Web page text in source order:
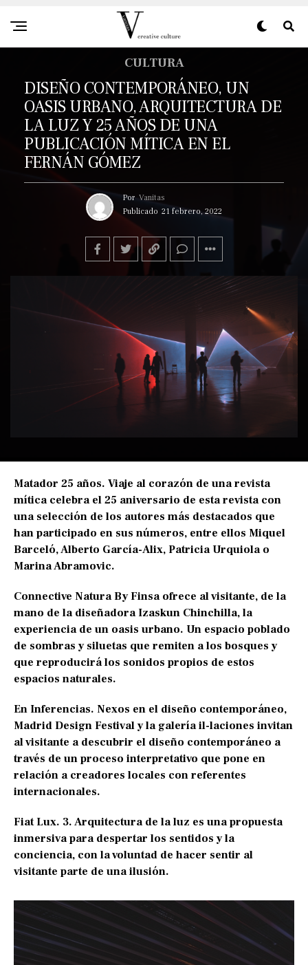
CULTURA
DISEÑO CONTEMPORÁNEO, UN
OASIS URBANO, ARQUITECTURA DE
LA LUZ Y 25 AÑOS DE UNA
PUBLICACIÓN MÍTICA EN EL
FERNÁN GÓMEZ
Por Vanitas
Publicado 21 febrero, 2022
Matador 25 años. Viaje al corazón de una revista
mítica celebra el 25 aniversario de esta revista con
una selección de los autores más destacados que
han participado en sus números, entre ellos Miquel
Barceló, Alberto García-Alix, Patricia Urquiola o
Marina Abramovic.
Connective Natura By Finsa ofrece al visitante, de la
mano de la diseñadora Izaskun Chinchilla, la
experiencia de un oasis urbano. Un espacio poblado
de sombras y siluetas que remiten a los bosques y
que reproducirá los sonidos propios de estos
espacios naturales.
En Inferencias. Nexos en el diseño contemporáneo,
Madrid Design Festival y la galería il-laciones invitan
al visitante a descubrir el diseño contemporáneo a
través de un proceso interpretativo que pone en
relación a creadores locales con referentes
internacionales.
Fiat Lux. 3. Arquitectura de la luz es una propuesta
inmersiva para despertar los sentidos y la
conciencia, con la voluntad de hacer sentir al
visitante parte de una ilusión.